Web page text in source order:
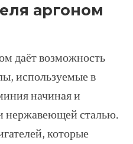
аргоном
даёт возможность
используемые в
начиная и
нержавеющей сталью.
которые